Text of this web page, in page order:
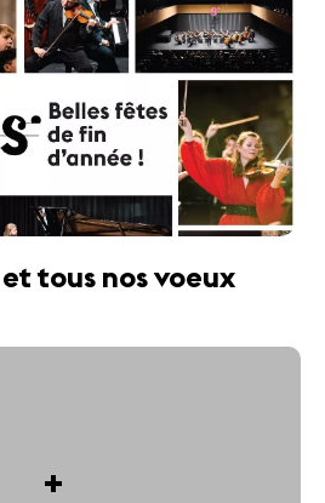
tous nos voeux
+